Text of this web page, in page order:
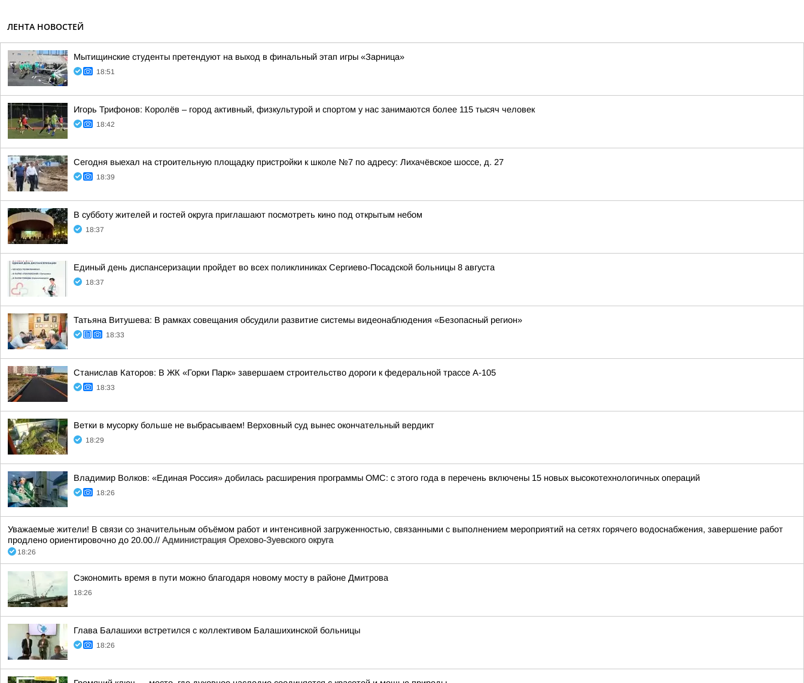
ЛЕНТА НОВОСТЕЙ
Мытищинские студенты претендуют на выход в финальный этап игры «Зарница»
18:51
Игорь Трифонов: Королёв – город активный, физкультурой и спортом у нас занимаются более 115 тысяч человек
18:42
Сегодня выехал на строительную площадку пристройки к школе №7 по адресу: Лихачёвское шоссе, д. 27
18:39
В субботу жителей и гостей округа приглашают посмотреть кино под открытым небом
18:37
Единый день диспансеризации пройдет во всех поликлиниках Сергиево-Посадской больницы 8 августа
18:37
Татьяна Витушева: В рамках совещания обсудили развитие системы видеонаблюдения «Безопасный регион»
18:33
Станислав Каторов: В ЖК «Горки Парк» завершаем строительство дороги к федеральной трассе А-105
18:33
Ветки в мусорку больше не выбрасываем! Верховный суд вынес окончательный вердикт
18:29
Владимир Волков: «Единая Россия» добилась расширения программы ОМС: с этого года в перечень включены 15 новых высокотехнологичных операций
18:26
Уважаемые жители! В связи со значительным объёмом работ и интенсивной загруженностью, связанными с выполнением мероприятий на сетях горячего водоснабжения, завершение работ
продлено ориентировочно до 20.00.// Администрация Орехово-Зуевского округа
18:26
Сэкономить время в пути можно благодаря новому мосту в районе Дмитрова
18:26
Глава Балашихи встретился с коллективом Балашихинской больницы
18:26